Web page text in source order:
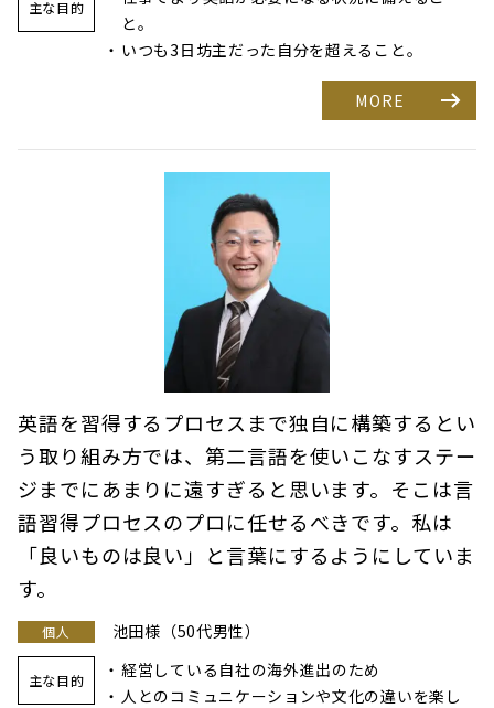
主な目的
と。
いつも3日坊主だった自分を超えること。
MORE
英語を習得するプロセスまで独自に構築するとい
う取り組み方では、第二言語を使いこなすステー
ジまでにあまりに遠すぎると思います。そこは言
語習得プロセスのプロに任せるべきです。私は
「良いものは良い」と言葉にするようにしていま
す。
個人 池田様（50代男性）
主な目的
経営している自社の海外進出のため
人とのコミュニケーションや文化の違いを楽し